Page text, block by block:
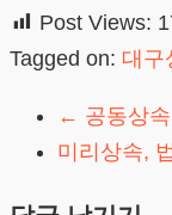
Post Views:
Tagged on: 대구
← 공동상
미리상속,